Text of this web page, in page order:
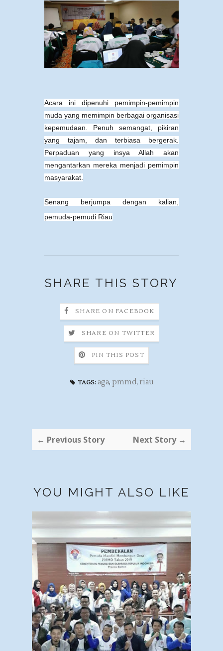
Acara ini dipenuhi pemimpin-pemimpin
muda yang memimpin berbagai organisasi
kepemudaan. Penuh semangat, pikiran
yang tajam, dan terbiasa bergerak.
Perpaduan yang insya Allah akan
mengantarkan mereka menjadi pemimpin
masyarakat.
Senang berjumpa dengan kalian,
pemuda-pemudi Riau
SHARE THIS STORY
SHARE ON FACEBOOK
SHARE ON TWITTER
PIN THIS POST
TAGS: aga, pmmd, riau
← Previous Story Next Story →
YOU MIGHT ALSO LIKE